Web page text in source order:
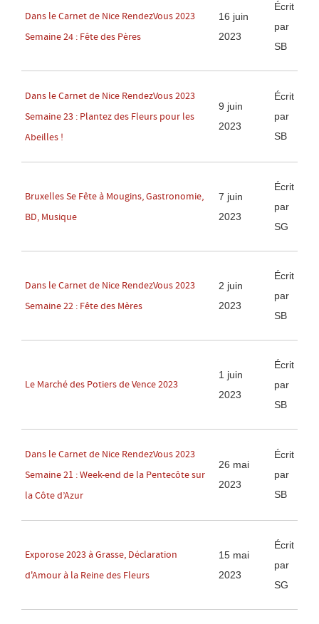
Dans le Carnet de Nice RendezVous 2023
Semaine 24 : Fête des Pères
16 juin
2023
Écrit
par
SB
Dans le Carnet de Nice RendezVous 2023
Semaine 23 : Plantez des Fleurs pour les
Abeilles !
9 juin
2023
Écrit
par
SB
Bruxelles Se Fête à Mougins, Gastronomie,
BD, Musique
7 juin
2023
Écrit
par
SG
Dans le Carnet de Nice RendezVous 2023
Semaine 22 : Fête des Mères
2 juin
2023
Écrit
par
SB
Le Marché des Potiers de Vence 2023
1 juin
2023
Écrit
par
SB
Dans le Carnet de Nice RendezVous 2023
Semaine 21 : Week-end de la Pentecôte sur
la Côte d’Azur
26 mai
2023
Écrit
par
SB
Exporose 2023 à Grasse, Déclaration
d'Amour à la Reine des Fleurs
15 mai
2023
Écrit
par
SG